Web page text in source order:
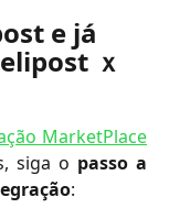
e já
ｘ
MarketPlace
siga o passo a
: